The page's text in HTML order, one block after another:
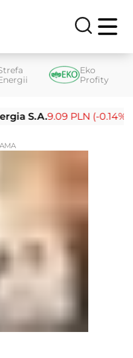
Eko
Profity
S.A.9.09 PLN (-0.14%)